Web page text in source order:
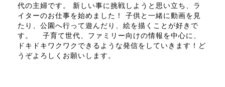
代の主婦です。 新しい事に挑戦しようと思い立ち、ラ
イターのお仕事を始めました！ 子供と一緒に動画を見
たり、公園へ行って遊んだり、絵を描くことが好きで
す。 子育て世代、ファミリー向けの情報を中心に、
ドキドキワクワクできるような発信をしていきます！ど
うぞよろしくお願いします。